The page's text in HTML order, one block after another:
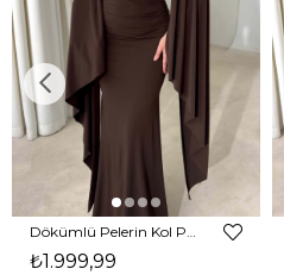
Dökümlü Pelerin Kol Pencere Detaylı Maxi Kahverengi Arlev Kadın Elbise 26Y511
₺1.999,99